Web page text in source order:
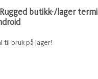
butikk-/lager
til bruk på lager!